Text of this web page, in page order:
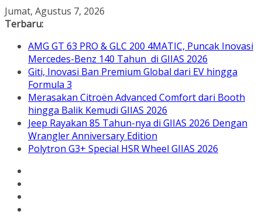
Skip
to
Jumat, Agustus 7, 2026
Terbaru:
AMG GT 63 PRO & GLC 200 4MATIC, Puncak Inovasi
Mercedes-Benz 140 Tahun di GIIAS 2026
Giti, Inovasi Ban Premium Global dari EV hingga
Formula 3
Merasakan Citroën Advanced Comfort dari Booth
hingga Balik Kemudi GIIAS 2026
Jeep Rayakan 85 Tahun-nya di GIIAS 2026 Dengan
Wrangler Anniversary Edition
Polytron G3+ Special HSR Wheel GIIAS 2026